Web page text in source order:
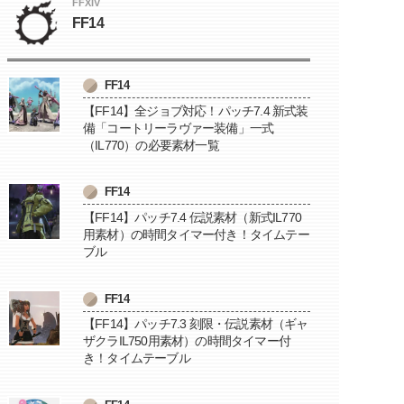
FFXIV
FF14
FF14
【FF14】全ジョブ対応！パッチ7.4 新式装
備「コートリーラヴァー装備」一式
（IL770）の必要素材一覧
FF14
【FF14】パッチ7.4 伝説素材（新式IL770
用素材）の時間タイマー付き！タイムテー
ブル
FF14
【FF14】パッチ7.3 刻限・伝説素材（ギャ
ザクラIL750用素材）の時間タイマー付
き！タイムテーブル